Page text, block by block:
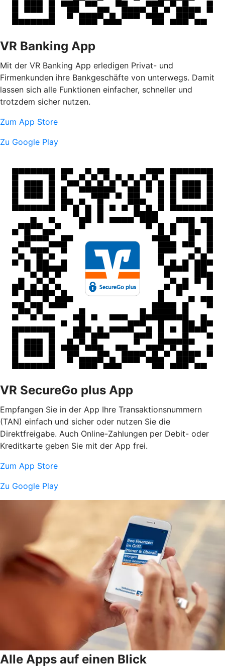
VR Banking App
Mit der VR Banking App erledigen Privat- und
Firmenkunden ihre Bankgeschäfte von unterwegs. Damit
lassen sich alle Funktionen einfacher, schneller und
trotzdem sicher nutzen.
Zum App Store
Zu Google Play
VR SecureGo plus App
Empfangen Sie in der App Ihre Transaktionsnummern
(TAN) einfach und sicher oder nutzen Sie die
Direktfreigabe. Auch Online-Zahlungen per Debit- oder
Kreditkarte geben Sie mit der App frei.
Zum App Store
Zu Google Play
Alle Apps auf einen Blick